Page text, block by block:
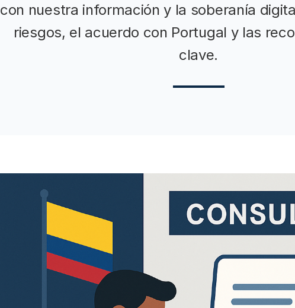
con nuestra información y la soberanía
riesgos, el acuerdo con Portugal y las
clave.